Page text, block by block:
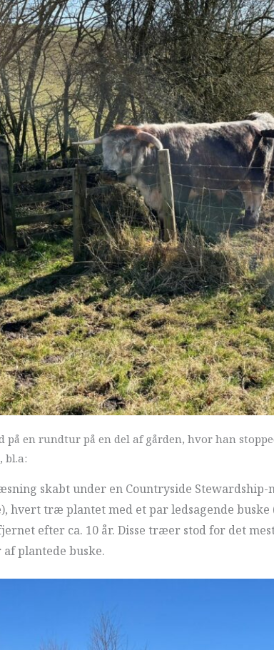
på en rundtur på en del af gården, hvor han
bl.a:
skabt under en Countryside
hvert træ plantet med et par ledsagende
efter ca. 10 år. Disse træer stod for det
plantede buske.